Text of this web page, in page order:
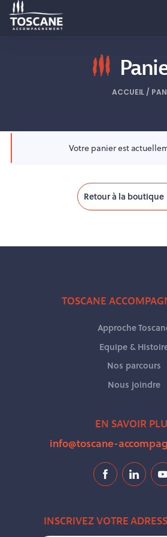
/
Votre panier est
Retour à la boutique
TOSCANE
Approche
Equipe &
Nos parcours
Nous joindre
EN SAVOIR
info@toscane-
INSCRIVEZ VOTRE